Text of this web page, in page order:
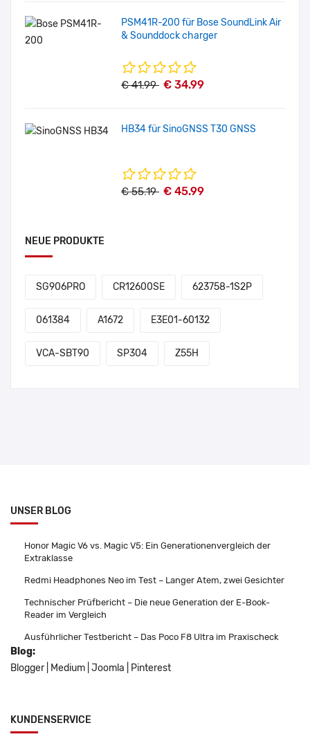
PSM41R-200 für Bose SoundLink Air
& Sounddock charger
€ 41.99 € 34.99
HB34 für SinoGNSS T30 GNSS
€ 55.19 € 45.99
NEUE PRODUKTE
SG906PRO CR12600SE 623758-1S2P
061384 A1672 E3E01-60132
VCA-SBT90 SP304 Z55H
UNSER BLOG
Honor Magic V6 vs. Magic V5: Ein Generationenvergleich der
Extraklasse
Redmi Headphones Neo im Test – Langer Atem, zwei Gesichter
Technischer Prüfbericht – Die neue Generation der E-Book-
Reader im Vergleich
Ausführlicher Testbericht – Das Poco F8 Ultra im Praxischeck
Blog:
Blogger
Medium Joomla Pinterest
KUNDENSERVICE